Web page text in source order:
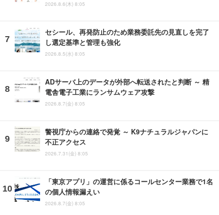
2026.8.6(木) 8:05
セシール、再発防止のため業務委託先の見直しを完了
し選定基準と管理も強化
2026.8.5(水) 8:05
ADサーバ上のデータが外部へ転送されたと判断 ～ 精
電舎電子工業にランサムウェア攻撃
2026.8.7(金) 8:05
警視庁からの連絡で発覚 ～ K9ナチュラルジャパンに
不正アクセス
2026.7.31(金) 8:05
「東京アプリ」の運営に係るコールセンター業務で1名
の個人情報漏えい
2026.8.7(金) 8:05